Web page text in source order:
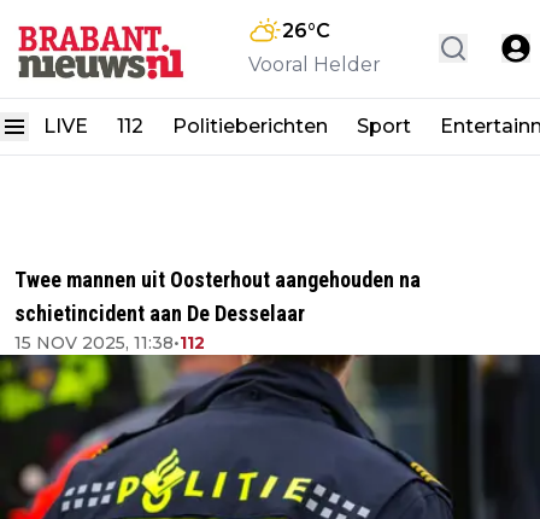
26°C
Vooral Helder
LIVE 112 Politieberichten Sport
Twee mannen uit Oosterhout aangehouden na
schietincident aan De Desselaar
15 NOV 2025, 11:38•112